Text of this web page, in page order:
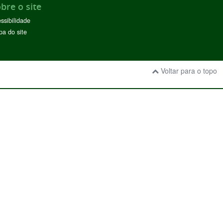
o site
do site
Voltar para o topo